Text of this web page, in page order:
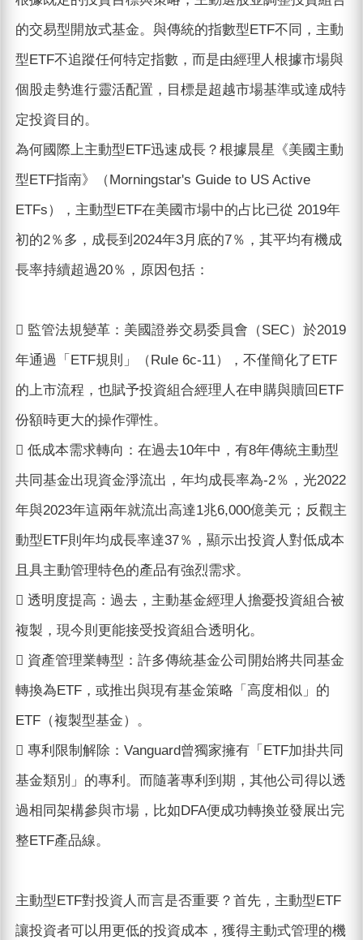
的交易型開放式基金。與傳統的指數型ETF不同，主動
型ETF不追蹤任何特定指數，而是由經理人根據市場與
個股走勢進行靈活配置，目標是超越市場基準或達成特
定投資目的。
為何國際上主動型ETF迅速成長？根據晨星《美國主動
型ETF指南》（Morningstar's Guide to US Active
ETFs），主動型ETF在美國市場中的占比已從 2019年
初的2％多，成長到2024年3月底的7％，其平均有機成
長率持續超過20％，原因包括：
 監管法規變革：美國證券交易委員會（SEC）於2019
年通過「ETF規則」（Rule 6c-11），不僅簡化了ETF
的上市流程，也賦予投資組合經理人在申購與贖回ETF
份額時更大的操作彈性。
 低成本需求轉向：在過去10年中，有8年傳統主動型
共同基金出現資金淨流出，年均成長率為-2％，光2022
年與2023年這兩年就流出高達1兆6,000億美元；反觀主
動型ETF則年均成長率達37％，顯示出投資人對低成本
且具主動管理特色的產品有強烈需求。
 透明度提高：過去，主動基金經理人擔憂投資組合被
複製，現今則更能接受投資組合透明化。
 資產管理業轉型：許多傳統基金公司開始將共同基金
轉換為ETF，或推出與現有基金策略「高度相似」的
ETF（複製型基金）。
 專利限制解除：Vanguard曾獨家擁有「ETF加掛共同
基金類別」的專利。而隨著專利到期，其他公司得以透
過相同架構參與市場，比如DFA便成功轉換並發展出完
整ETF產品線。
主動型ETF對投資人而言是否重要？首先，主動型ETF
讓投資者可以用更低的投資成本，獲得主動式管理的機